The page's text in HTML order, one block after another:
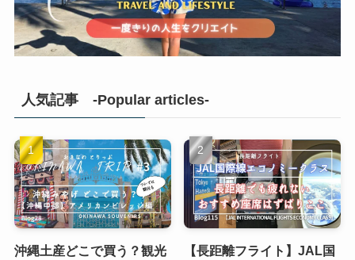
人気記事 -Popular articles-
沖縄土産どこで買う？観光
【長距離フライト】JAL国